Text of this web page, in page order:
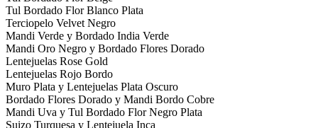
Tul Bordado Flor Blanco Plata
Terciopelo Velvet Negro
Mandi Verde y Bordado India Verde
Mandi Oro Negro y Bordado Flores Dorado
Lentejuelas Rose Gold
Lentejuelas Rojo Bordo
Muro Plata y Lentejuelas Plata Oscuro
Bordado Flores Dorado y Mandi Bordo Cobre
Mandi Uva y Tul Bordado Flor Negro Plata
Suizo Turquesa y Lentejuela Inca